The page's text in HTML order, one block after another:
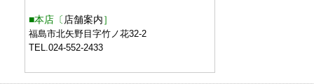
■本店〔 店舗案内］
福島市北矢野目字竹ノ花32-2
TEL.024-552-2433